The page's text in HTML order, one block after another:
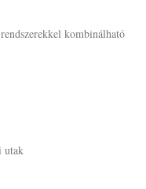
kombinálható
utak